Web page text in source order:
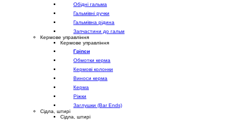
Обідні гальма
Гальмівні ручки
Гальмівна рідина
Запчастини до гальм
Кермове управління
Кермове управління
Гріпси
Обмотки керма
Кермові колонки
Виноси керма
Керма
Ріжки
Заглушки (Bar Ends)
Сідла, штирі
Сідла, штирі